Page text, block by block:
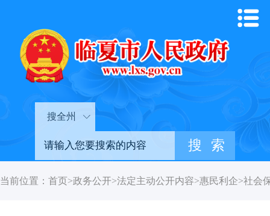
搜全州
当前位置： 首页>政务公开>法定主动公开内容>惠民利企>社会